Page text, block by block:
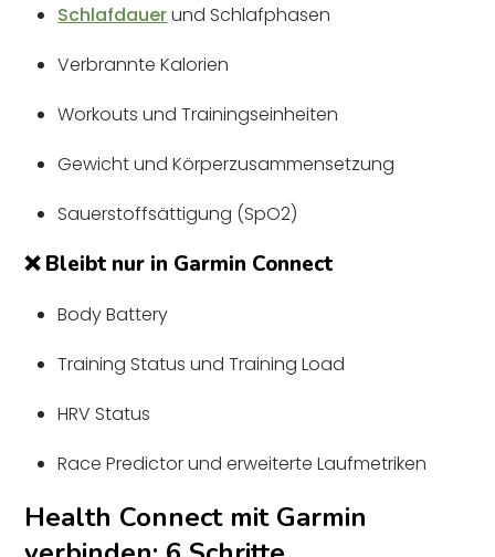
Schlafdauerund Schlafphasen
Verbrannte Kalorien
Workouts und Trainingseinheiten
Gewicht und Körperzusammensetzung
Sauerstoffsättigung (SpO2)
❌ Bleibt nur in Garmin Connect
Body Battery
Training Status und Training Load
HRV Status
Race Predictor und erweiterte Laufmetriken
Health Connect mit Garmin